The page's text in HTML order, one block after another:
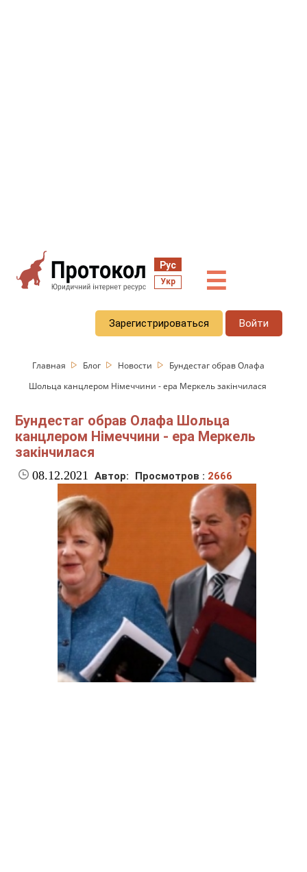
Рус
Укр ☰
Зарегистрироваться Войти
Главная Блог Новости
Бундестаг обрав Олафа
Шольца канцлером Німеччини - ера Меркель закінчилася
Бундестаг обрав Олафа Шольца
канцлером Німеччини - ера Меркель
закінчилася
08.12.2021 Автор: Просмотров : 2666